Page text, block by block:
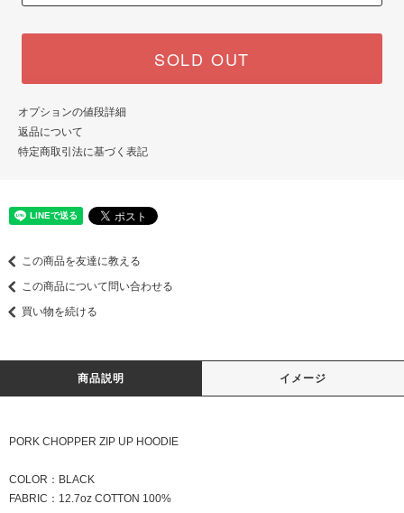
SOLD OUT
オプションの値段詳細
返品について
特定商取引法に基づく表記
この商品を友達に教える
この商品について問い合わせる
買い物を続ける
商品説明 イメージ
PORK CHOPPER ZIP UP HOODIE
COLOR：BLACK
FABRIC：12.7oz COTTON 100%